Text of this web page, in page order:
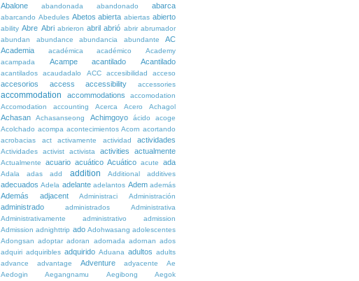
Abalone abandonada abandonado abarca
abarcando Abedules Abetos abierta abiertas abierto
ability Abre Abri abrieron abril abrió abrir abrumador
abundan
abundance abundancia abundante
AC
Academia
académica académico
Academy
acampada
Acampe acantilado Acantilado
acantilados acaudadalo ACC accesibilidad acceso
accesorios access accessibility accessories
accommodation accommodations
accomodation
Accomodation
accounting Acerca Acero Achagol
Achasan Achasanseong Achimgoyo ácido
acoge
Acolchado acompa acontecimientos Acorn acortando
acrobacias
act activamente actividad actividades
Actividades activist activista activities actualmente
Actualmente acuario acuático Acuático acute ada
Adala adas add addition Additional additives
adecuados Adela adelante adelantos Adem además
Además adjacent Administraci Administración
administrado administrados
Administrativa
Administrativamente
administrativo
admission
Admission adnighttrip ado Adohwasang adolescentes
Adongsan adoptar adoran adornada adornan ados
adquiri adquiribles adquirido Aduana adultos adults
advance
advantage Adventure adyacente
Ae
Aedogin
Aegangnamu Aegibong
Aegok